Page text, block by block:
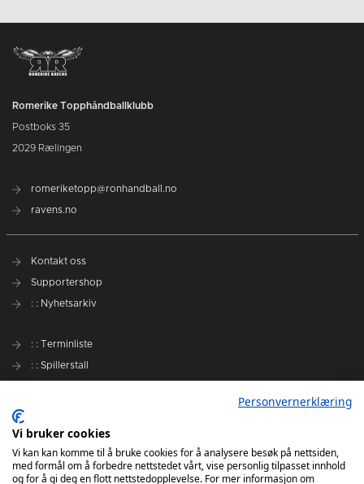
Romerike Topphåndballklubb
Postboks 35
2029 Rælingen
romeriketopp@ronhandball.no
ravens.no
Kontakt oss
Supportershop
: : Nyhetsarkiv
: : Terminliste
: : Spillerstall
: : Samarbeidspartnere
Slik kan du støtte Romerike Ravens
Personvernerklæring
Personvernerklæring
Vi bruker cookies
Vi kan kan komme til å bruke cookies for å analysere besøk på nettsiden,
med formål om å forbedre nettstedet vårt, vise personlig tilpasset innhold
og for å gi deg en flott nettstedopplevelse. For mer informasjon om